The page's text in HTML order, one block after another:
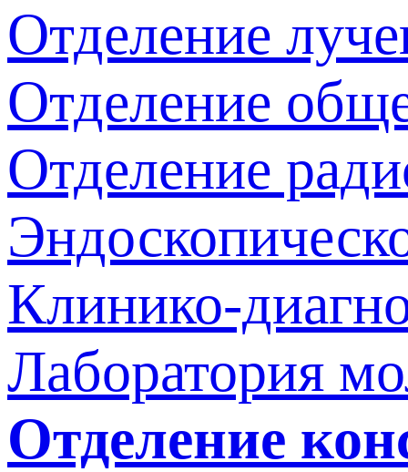
Отделение
Отделение
Отделение
Клинико-
Лаборатория
Отделение